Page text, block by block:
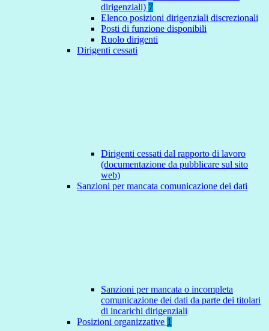
dirigenziali) 7
Elenco posizioni dirigenziali discrezionali
Posti di funzione disponibili
Ruolo dirigenti
Dirigenti cessati
Dirigenti cessati dal rapporto di lavoro
(documentazione da pubblicare sul sito
web)
Sanzioni per mancata comunicazione dei dati
Sanzioni per mancata o incompleta
comunicazione dei dati da parte dei titolari
di incarichi dirigenziali
Posizioni organizzative 1